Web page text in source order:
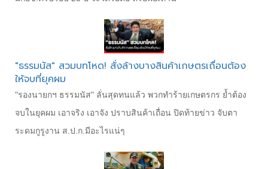
"ธรรมนัส" สวมบทโหด! สั่งล้างบางสินค้าเกษตรเถื่อนต้อง
ให้จบที่ยุคผม
"รองนายกฯ ธรรมนัส" ลั่นสุดทนแล้ว พวกทำร้ายเกษตรกร ย้ำต้อง
จบในยุคผม เอาจริง เอาจัง ปราบสินค้าเถื่อน ปิดท้ายข่าว จับตา
ระดมกูรูงาน ส.ป.ก.มีอะไรแน่ๆ